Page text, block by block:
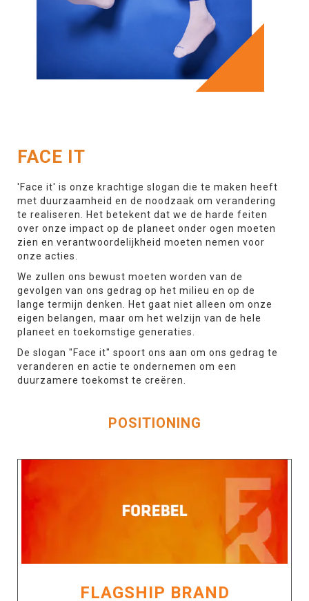
FACE IT
'Face it' is onze krachtige slogan die te maken heeft
met duurzaamheid en de noodzaak om verandering
te realiseren. Het betekent dat we de harde feiten
over onze impact op de planeet onder ogen moeten
zien en verantwoordelijkheid moeten nemen voor
onze acties.
We zullen ons bewust moeten worden van de
gevolgen van ons gedrag op het milieu en op de
lange termijn denken. Het gaat niet alleen om onze
eigen belangen, maar om het welzijn van de hele
planeet en toekomstige generaties.
De slogan "Face it" spoort ons aan om ons gedrag te
veranderen en actie te ondernemen om een
duurzamere toekomst te creëren.
POSITIONING
FLAGSHIP BRAND